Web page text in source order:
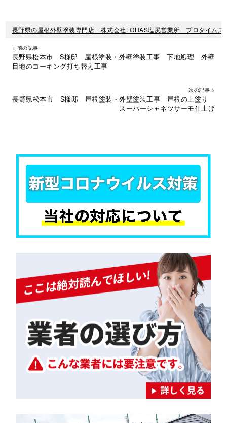
長野県の屋根外壁塗装専門店 株式会社LOHAS塩尻営業所 プロタイムズ
< 前の記事
長野県松本市 S様邸 屋根塗装・外壁塗装工事 下地処理 外壁
目地のコーキング打ち替え工事
次の記事 >
長野県松本市 S様邸 屋根塗装・外壁塗装工事 屋根の上塗り
スーパーシャネツサーモ仕上げ